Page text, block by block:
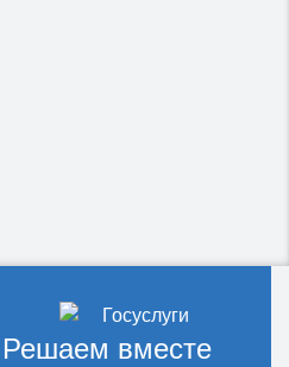
Решаем вместе